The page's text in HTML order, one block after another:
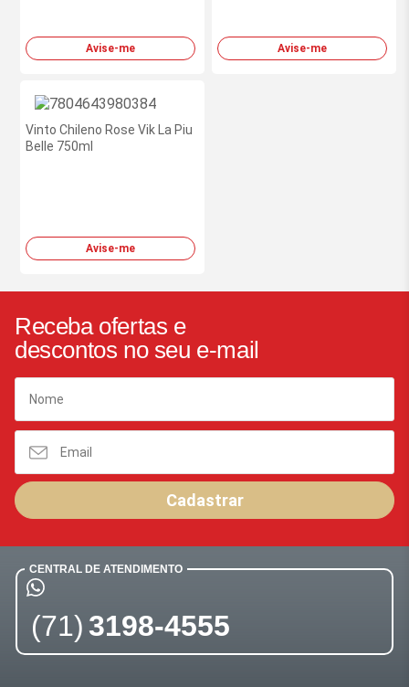
Avise-me Avise-me
Vinto Chileno Rose Vik La Piu
Belle 750ml
Avise-me
Receba ofertas e
descontos no seu e-mail
Cadastrar
CENTRAL DE ATENDIMENTO
(71) 3198-4555